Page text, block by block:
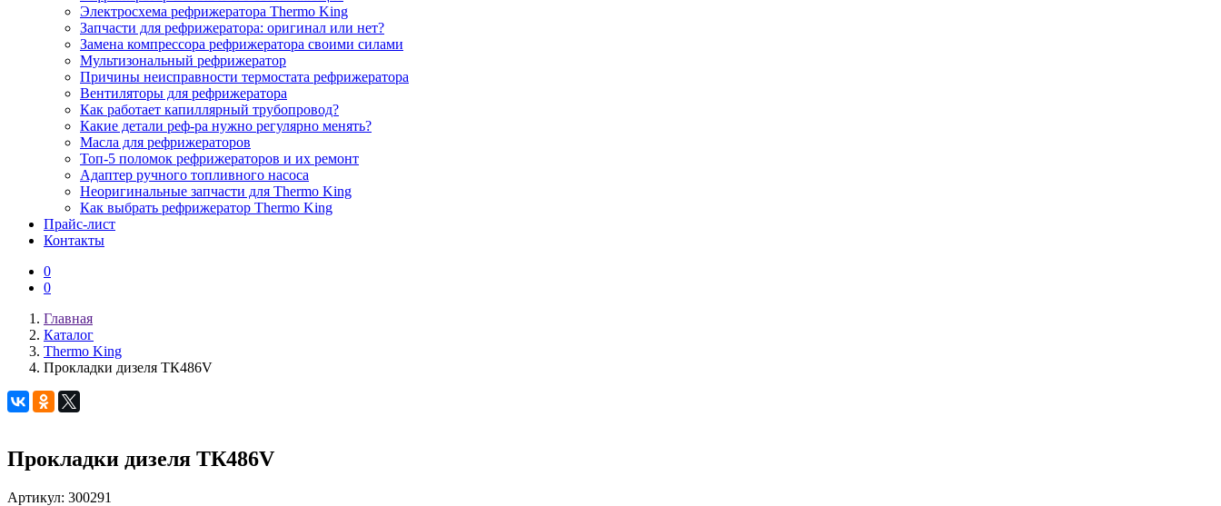
Электросхема рефрижератора Thermo King
Запчасти для рефрижератора: оригинал или нет?
Замена компрессора рефрижератора своими силами
Мультизональный рефрижератор
Причины неисправности термостата рефрижератора
Вентиляторы для рефрижератора
Как работает капиллярный трубопровод?
Какие детали реф-ра нужно регулярно менять?
Масла для рефрижераторов
Топ-5 поломок рефрижераторов и их ремонт
Адаптер ручного топливного насоса
Неоригинальные запчасти для Thermo King
Как выбрать рефрижератор Thermo King
Прайс-лист
Контакты
0
0
Главная
Каталог
Thermo King
Прокладки дизеля ТК486V
Прокладки дизеля ТК486V
Артикул: 300291